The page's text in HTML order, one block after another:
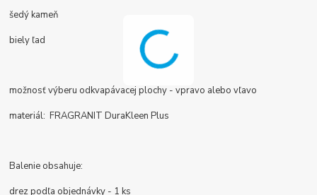
šedý kameň
biely ľad
možnosť výberu odkvapávacej plochy - vpravo alebo vľavo
materiál: FRAGRANIT DuraKleen Plus
Balenie obsahuje:
drez podľa objednávky - 1 ks